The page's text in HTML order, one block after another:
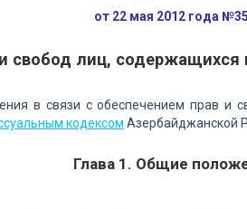
от 22 мая 2012 года
свобод лиц,
в связи с обеспечением прав
кодексом Азербайджанской
Глава 1. Общие